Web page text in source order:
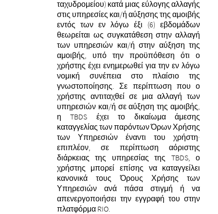
ταχυδρομείου) κατά μιας εύλογης αλλαγής
στις υπηρεσίες και/ή αύξησης της αμοιβής
εντός των εν λόγω έξι (6) εβδομάδων
θεωρείται ως συγκατάθεση στην αλλαγή
των υπηρεσιών και/ή στην αύξηση της
αμοιβής, υπό την προϋπόθεση ότι ο
χρήστης έχει ενημερωθεί για την εν λόγω
νομική συνέπεια στο πλαίσιο της
γνωστοποίησης. Σε περίπτωση που ο
χρήστης αντιταχθεί σε μια αλλαγή των
υπηρεσιών και/ή σε αύξηση της αμοιβής,
η TBDS έχει το δικαίωμα άμεσης
καταγγελίας των παρόντων Όρων Χρήσης
των Υπηρεσιών έναντι του χρήστη·
επιπλέον, σε περίπτωση αόριστης
διάρκειας της υπηρεσίας της TBDS, ο
χρήστης μπορεί επίσης να καταγγείλει
κανονικά τους Όρους Χρήσης των
Υπηρεσιών ανά πάσα στιγμή ή να
απενεργοποιήσει την εγγραφή του στην
πλατφόρμα RIO.